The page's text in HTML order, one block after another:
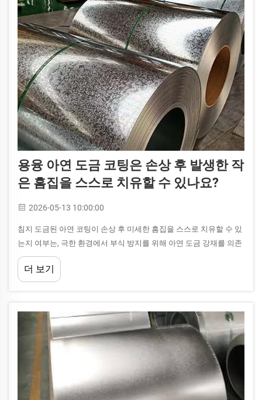
용융 아연 도금 코팅은 손상 후 발생한 작
은 흠집을 스스로 치유할 수 있나요?
2026-05-13 10:00:00
침지 도금된 아연 코팅이 손상 후 미세한 흠집을 스스로 치유할 수 있
는지 여부는, 극한 환경에서 부식 방지를 위해 아연 도금 강재를 의존
하는 엔지니어, 제작업체 및 시설 관리자에게 매우 중요한 고민거리
이다...
더 보기